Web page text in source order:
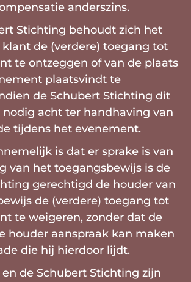
anderszins.
Stichting behoudt zich het
de (verdere) toegang tot
te ontzeggen of van de plaats
plaatsvindt te
de Schubert Stichting dit
acht ter handhaving van
tijdens het evenement.
is dat er sprake is van
van het toegangsbewijs is de
gerechtigd de houder van
de (verdere) toegang tot
te weigeren, zonder dat de
houder aanspraak kan maken
die hij hierdoor lijdt.
de Schubert Stichting zijn